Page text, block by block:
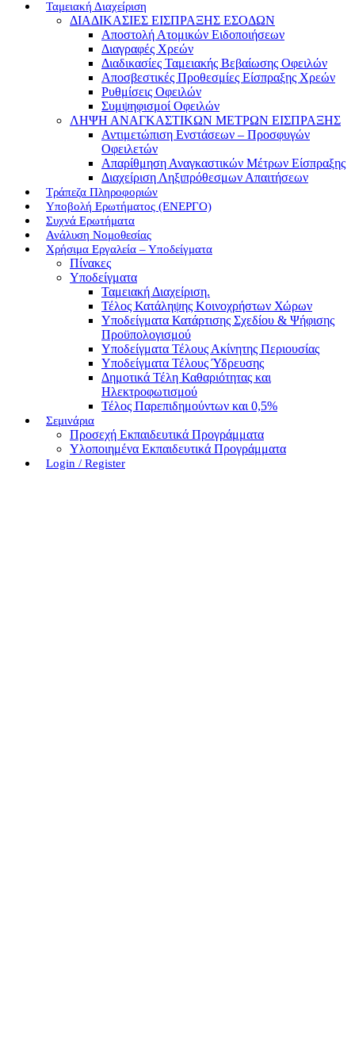
Ταμειακή Διαχείριση
ΔΙΑΔΙΚΑΣΙΕΣ ΕΙΣΠΡΑΞΗΣ ΕΣΟΔΩΝ
Αποστολή Ατομικών Ειδοποιήσεων
Διαγραφές Χρεών
Διαδικασίες Ταμειακής Βεβαίωσης Οφειλών
Αποσβεστικές Προθεσμίες Είσπραξης Χρεών
Ρυθμίσεις Οφειλών
Συμψηφισμοί Οφειλών
ΛΗΨΗ ΑΝΑΓΚΑΣΤΙΚΩΝ ΜΕΤΡΩΝ ΕΙΣΠΡΑΞΗΣ
Αντιμετώπιση Ενστάσεων – Προσφυγών
Οφειλετών
Απαρίθμηση Αναγκαστικών Μέτρων Είσπραξης
Διαχείριση Ληξιπρόθεσμων Απαιτήσεων
Τράπεζα Πληροφοριών
Υποβολή Ερωτήματος (ΕΝΕΡΓΟ)
Συχνά Ερωτήματα
Ανάλυση Νομοθεσίας
Χρήσιμα Εργαλεία – Υποδείγματα
Πίνακες
Υποδείγματα
Ταμειακή Διαχείριση.
Τέλος Κατάληψης Κοινοχρήστων Χώρων
Υποδείγματα Κατάρτισης Σχεδίου & Ψήφισης
Προϋπολογισμού
Υποδείγματα Τέλους Ακίνητης Περιουσίας
Υποδείγματα Τέλους Ύδρευσης
Δημοτικά Τέλη Καθαριότητας και
Ηλεκτροφωτισμού
Τέλος Παρεπιδημούντων και 0,5%
Σεμινάρια
Προσεχή Εκπαιδευτικά Προγράμματα
Υλοποιημένα Εκπαιδευτικά Προγράμματα
Login / Register